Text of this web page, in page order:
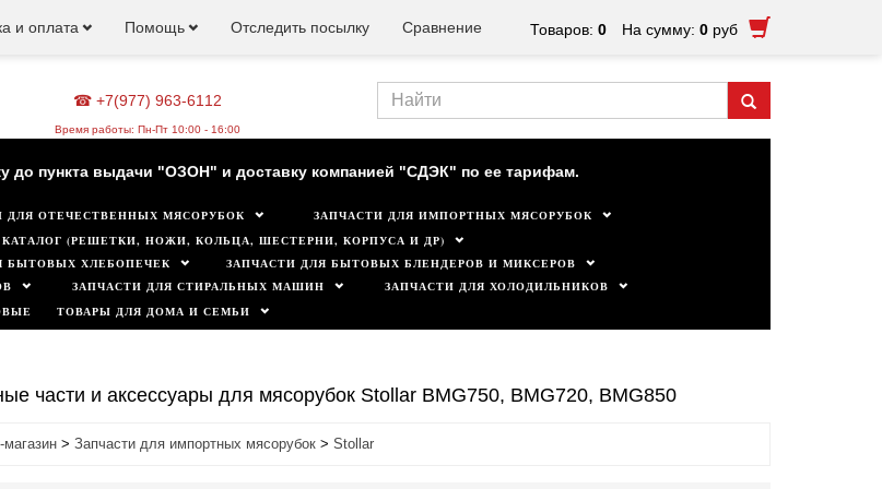
Товаров: 0 На сумму: 0 руб
и оплата Помощь Отследить посылку Сравнение
☎ +7(977) 963-6112
Время работы: Пн-Пт 10:00 - 16:00
для вас в обычном режиме. Все цены на сайте актуальны.
до пункта выдачи "ОЗОН" и доставку компанией "СДЭК" по ее тарифам.
Минимальная сумма заказа 500 руб.
ДЛЯ ОТЕЧЕСТВЕННЫХ МЯСОРУБОК
ЗАПЧАСТИ ДЛЯ ИМПОРТНЫХ МЯСОРУБОК
КАТАЛОГ (РЕШЕТКИ, НОЖИ, КОЛЬЦА, ШЕСТЕРНИ, КОРПУСА И ДР)
БЫТОВЫХ ХЛЕБОПЕЧЕК
ЗАПЧАСТИ ДЛЯ БЫТОВЫХ БЛЕНДЕРОВ И МИКСЕРОВ
ЗАПЧАСТИ ДЛЯ СТИРАЛЬНЫХ МАШИН
ЗАПЧАСТИ ДЛЯ ХОЛОДИЛЬНИКОВ
ТОВАРЫ ДЛЯ ДОМА И СЕМЬИ
части и аксессуары для мясорубок Stollar BMG750, BMG720, BMG850
магазин> Запчасти для импортных мясорубок> Stollar